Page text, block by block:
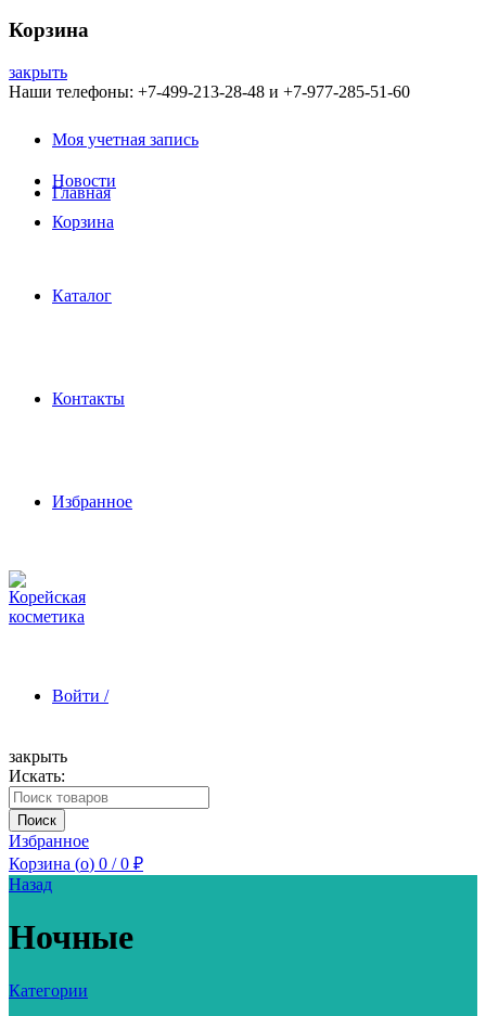
Корзина
закрыть
Наши телефоны: +7-499-213-28-48 и +7-977-285-51-60
Моя учетная запись
Новости
Корзина
Главная
Каталог
Контакты
Избранное
Войти /
Зарегистрироваться
закрыть
Искать:
Поиск
Избранное
Корзина (o) 0 / 0 ₽
Назад
Ночные
Категории